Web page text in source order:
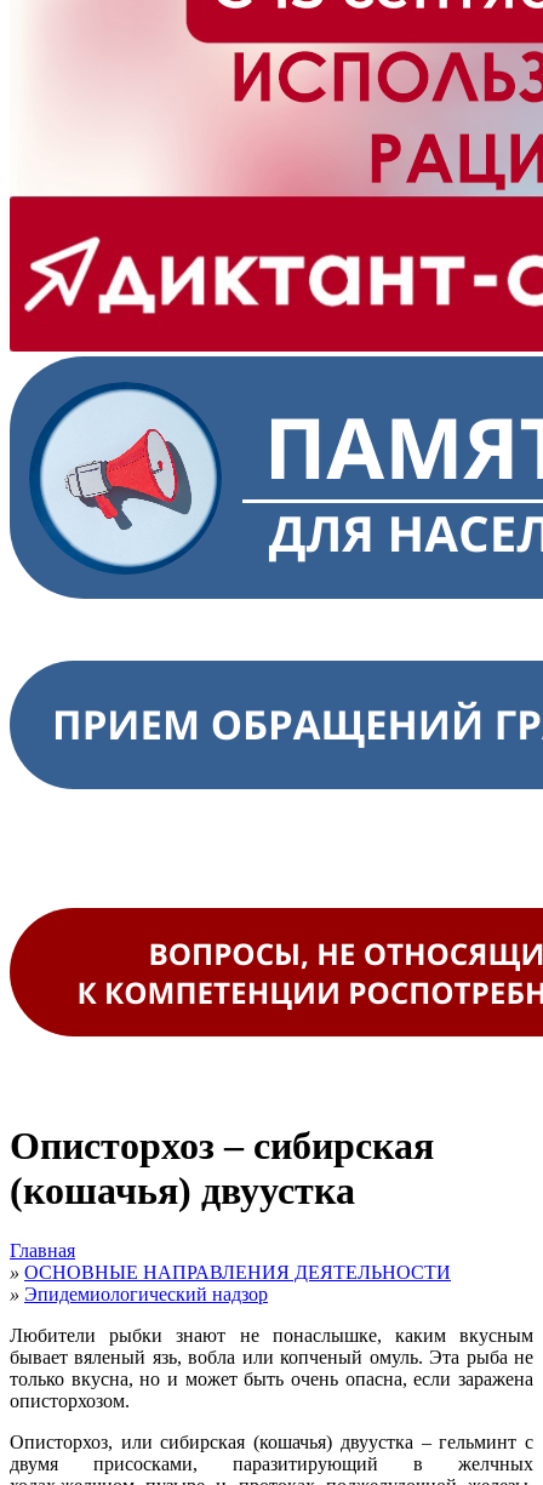
Описторхоз – сибирская
(кошачья) двуустка
Главная
» ОСНОВНЫЕ НАПРАВЛЕНИЯ ДЕЯТЕЛЬНОСТИ
» Эпидемиологический надзор
Любители рыбки знают не понаслышке, каким вкусным
бывает вяленый язь, вобла или копченый омуль. Эта рыба не
только вкусна, но и может быть очень опасна, если заражена
описторхозом.
Описторхоз, или сибирская (кошачья) двуустка – гельминт с
двумя присосками, паразитирующий в желчных